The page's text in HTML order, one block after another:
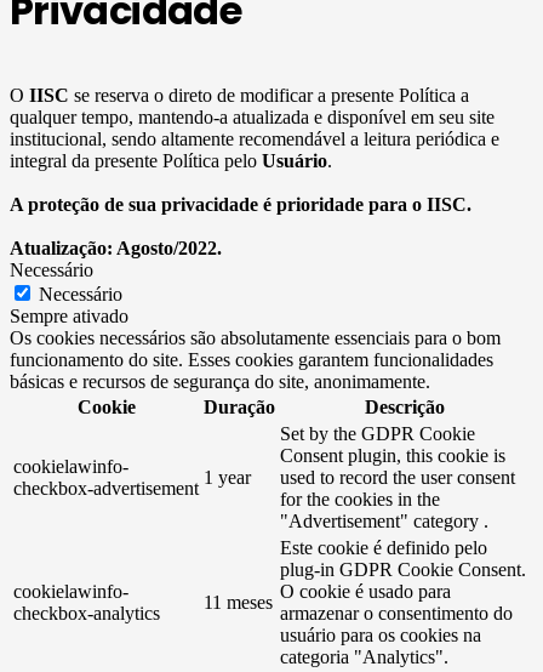
O IISC se reserva o direto de modificar a presente Política a
qualquer tempo, mantendo-a atualizada e disponível em seu site
institucional, sendo altamente recomendável a leitura periódica e
integral da presente Política pelo Usuário.
A proteção de sua privacidade é prioridade para o IISC.
Atualização: Agosto/2022.
Necessário
Necessário
Sempre ativado
Os cookies necessários são absolutamente essenciais para o bom
funcionamento do site. Esses cookies garantem funcionalidades
básicas e recursos de segurança do site, anonimamente.
Cookie
Duração Descrição
cookielawinfo-
checkbox-advertisement
1 year
Set by the GDPR Cookie
Consent plugin, this cookie is
used to record the user consent
for the cookies in the
"Advertisement" category .
cookielawinfo-
checkbox-analytics
11 meses
Este cookie é definido pelo
plug-in GDPR Cookie Consent.
O cookie é usado para
armazenar o consentimento do
usuário para os cookies na
categoria "Analytics".